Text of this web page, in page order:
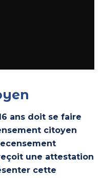
ans doit se faire
citoyen
une attestation
cette